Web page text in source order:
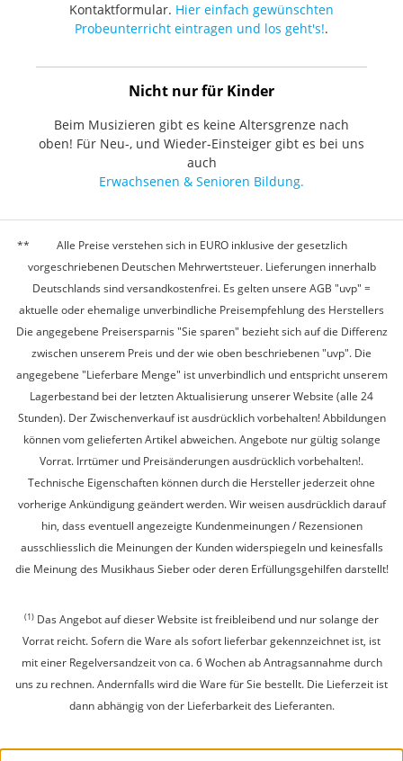
Kontaktformular. Hier einfach gewünschten
Probeunterricht eintragen und los geht's!.
Nicht nur für Kinder
Beim Musizieren gibt es keine Altersgrenze nach
oben! Für Neu-, und Wieder-Einsteiger gibt es bei uns
auch
Erwachsenen & Senioren Bildung.
Alle Preise verstehen sich in EURO inklusive der gesetzlich
vorgeschriebenen Deutschen Mehrwertsteuer. Lieferungen innerhalb
Deutschlands sind versandkostenfrei. Es gelten unsere AGB "uvp" =
aktuelle oder ehemalige unverbindliche Preisempfehlung des Herstellers
Die angegebene Preisersparnis "Sie sparen" bezieht sich auf die Differenz
zwischen unserem Preis und der wie oben beschriebenen "uvp". Die
angegebene "Lieferbare Menge" ist unverbindlich und entspricht unserem
Lagerbestand bei der letzten Aktualisierung unserer Website (alle 24
Stunden). Der Zwischenverkauf ist ausdrücklich vorbehalten! Abbildungen
können vom gelieferten Artikel abweichen. Angebote nur gültig solange
Vorrat. Irrtümer und Preisänderungen ausdrücklich vorbehalten!.
Technische Eigenschaften können durch die Hersteller jederzeit ohne
vorherige Ankündigung geändert werden. Wir weisen ausdrücklich darauf
hin, dass eventuell angezeigte Kundenmeinungen / Rezensionen
ausschliesslich die Meinungen der Kunden widerspiegeln und keinesfalls
die Meinung des Musikhaus Sieber oder deren Erfüllungsgehilfen darstellt!
(1) Das Angebot auf dieser Website ist freibleibend und nur solange der
Vorrat reicht. Sofern die Ware als sofort lieferbar gekennzeichnet ist, ist
mit einer Regelversandzeit von ca. 6 Wochen ab Antragsannahme durch
uns zu rechnen. Andernfalls wird die Ware für Sie bestellt. Die Lieferzeit ist
dann abhängig von der Lieferbarkeit des Lieferanten.